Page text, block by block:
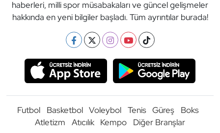
haberleri, milli spor müsabakaları ve güncel gelişmeler
hakkında en yeni bilgiler başladı. Tüm ayrıntılar burada!
Futbol Basketbol Voleybol Tenis Güreş
Boks
Atletizm
Atıcılık Kempo Diğer Branşlar